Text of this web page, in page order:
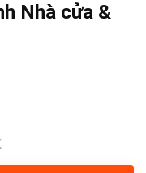
Nhà cửa &